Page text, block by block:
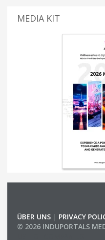
MEDIA KIT
ÜBER UNS | PRIVACY
© 2026 INDUPORTALS